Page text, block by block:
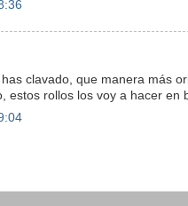
clavado, que manera más
estos rollos los voy a hacer en